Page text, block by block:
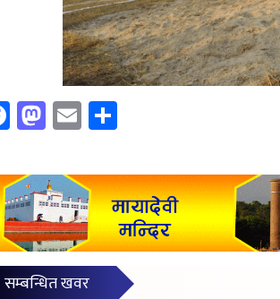
Facebook
Mastodon
Email
सम्बन्धित खवर